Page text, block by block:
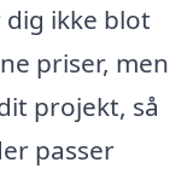
ikke blot
priser, men
projekt, så
passer